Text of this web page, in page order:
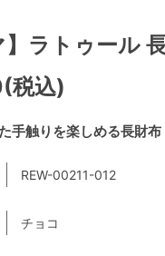
手触りを楽しめる長財布
】ラトゥール
税込)
REW-00211-012
チョコ